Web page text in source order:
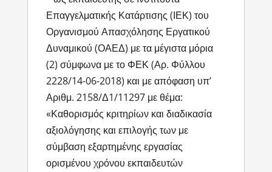
Επαγγελματικής Κατάρτισης (ΙΕΚ) του
Οργανισμού Απασχόλησης Εργατικού
Δυναμικού (ΟΑΕΔ) με τα μέγιστα μόρια
(2) σύμφωνα με το ΦΕΚ (Αρ. Φύλλου
2228/14-06-2018) και με απόφαση υπ’
Αριθμ. 2158/Δ1/11297 με θέμα:
«Καθορισμός κριτηρίων και διαδικασία
αξιολόγησης και επιλογής των με
σύμβαση εξαρτημένης εργασίας
ορισμένου χρόνου εκπαιδευτών